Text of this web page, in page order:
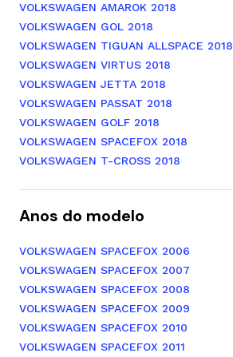
VOLKSWAGEN AMAROK 2018
VOLKSWAGEN GOL 2018
VOLKSWAGEN TIGUAN ALLSPACE 2018
VOLKSWAGEN VIRTUS 2018
VOLKSWAGEN JETTA 2018
VOLKSWAGEN PASSAT 2018
VOLKSWAGEN GOLF 2018
VOLKSWAGEN SPACEFOX 2018
VOLKSWAGEN T-CROSS 2018
Anos do modelo
VOLKSWAGEN SPACEFOX 2006
VOLKSWAGEN SPACEFOX 2007
VOLKSWAGEN SPACEFOX 2008
VOLKSWAGEN SPACEFOX 2009
VOLKSWAGEN SPACEFOX 2010
VOLKSWAGEN SPACEFOX 2011